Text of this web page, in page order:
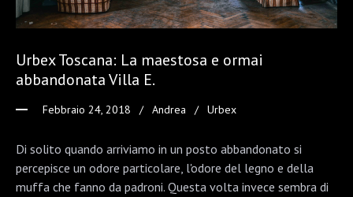
Urbex Toscana: La maestosa e ormai
abbandonata Villa E.
Febbraio 24, 2018 Andrea Urbex
Di solito quando arriviamo in un posto abbandonato si
percepisce un odore particolare, l'odore del legno e della
muffa che fanno da padroni. Questa volta invece sembra di